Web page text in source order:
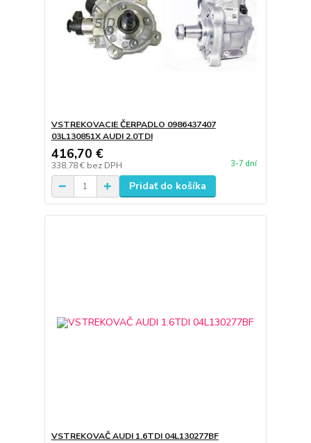
VSTREKOVACIE ČERPADLO 0986437407
03L130851X AUDI 2.0TDI
416,70 €
338,78 € bez DPH 3-7 dní
Pridať do košíka
VSTREKOVAČ AUDI 1.6TDI 04L130277BF